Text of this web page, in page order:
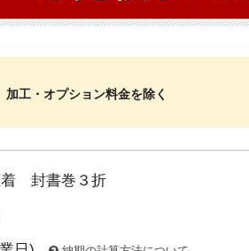
加工・オプション料金を除く
着 封書巻３折